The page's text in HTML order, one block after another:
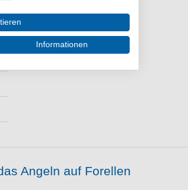
Angeln auf Forellen
Informationen